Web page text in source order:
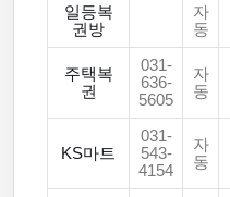
일등복
권방
자
동
주택복
권
031-
636-
5605
자
동
KS마트
031-
543-
4154
자
동